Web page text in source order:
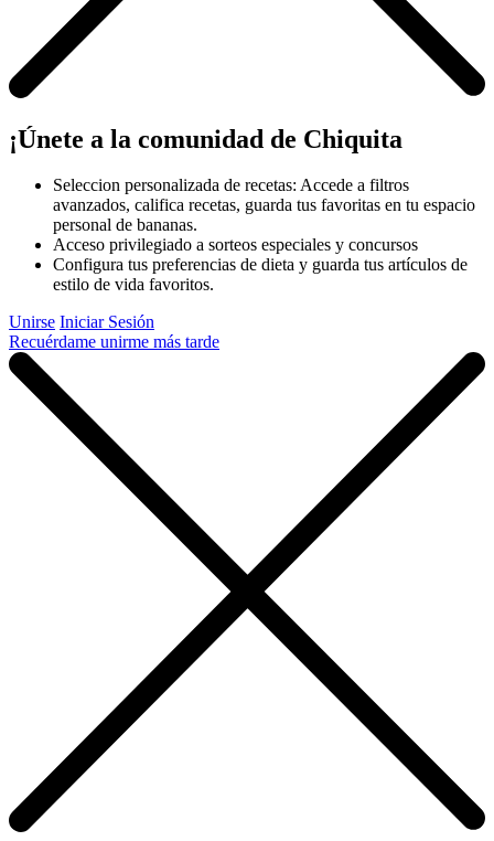
¡Únete a la comunidad de Chiquita
Seleccion personalizada de recetas: Accede a filtros
avanzados, califica recetas, guarda tus favoritas en tu espacio
personal de bananas.
Acceso privilegiado a sorteos especiales y concursos
Configura tus preferencias de dieta y guarda tus artículos de
estilo de vida favoritos.
Unirse Iniciar Sesión
Recuérdame unirme más tarde